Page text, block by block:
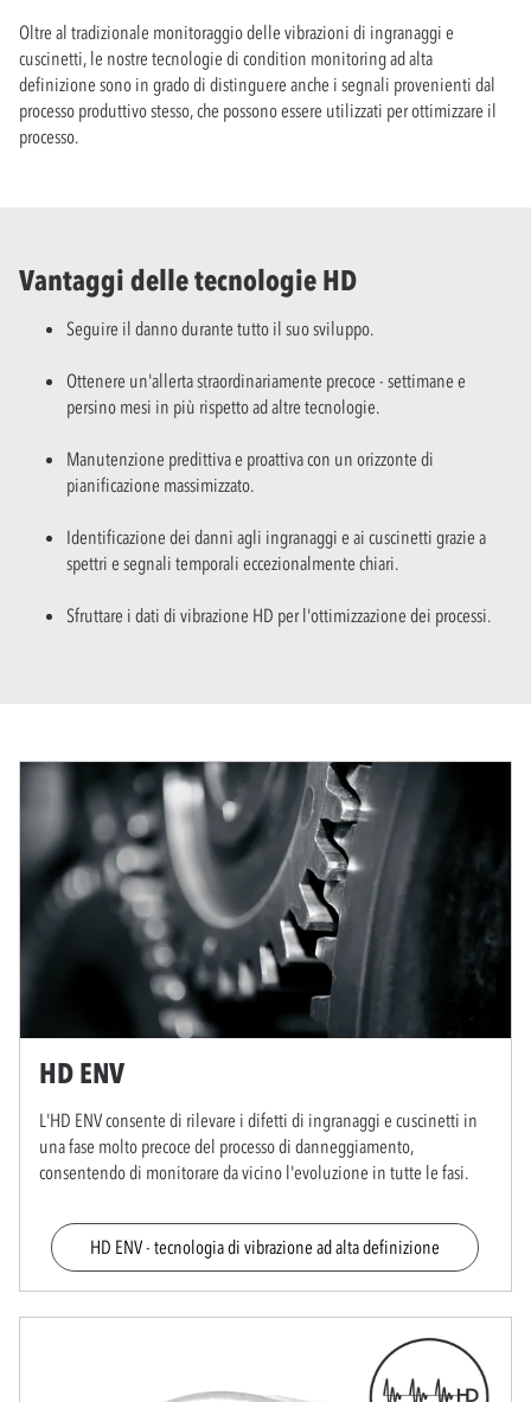
Oltre al tradizionale monitoraggio delle vibrazioni di ingranaggi e
cuscinetti, le nostre tecnologie di condition monitoring ad alta
definizione sono in grado di distinguere anche i segnali provenienti dal
processo produttivo stesso, che possono essere utilizzati per ottimizzare il
processo.
Vantaggi delle tecnologie HD
Seguire il danno durante tutto il suo sviluppo.
Ottenere un'allerta straordinariamente precoce - settimane e
persino mesi in più rispetto ad altre tecnologie.
Manutenzione predittiva e proattiva con un orizzonte di
pianificazione massimizzato.
Identificazione dei danni agli ingranaggi e ai cuscinetti grazie a
spettri e segnali temporali eccezionalmente chiari.
Sfruttare i dati di vibrazione HD per l'ottimizzazione dei processi.
HD ENV
L'HD ENV consente di rilevare i difetti di ingranaggi e cuscinetti in
una fase molto precoce del processo di danneggiamento,
consentendo di monitorare da vicino l'evoluzione in tutte le fasi.
HD ENV - tecnologia di vibrazione ad alta definizione